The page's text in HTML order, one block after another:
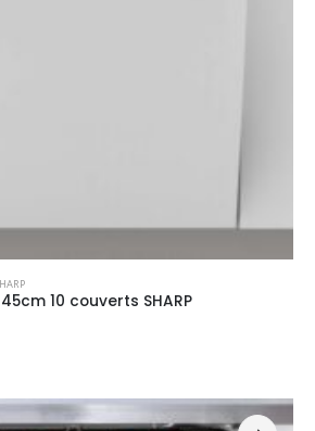
10 couverts SHARP
€.